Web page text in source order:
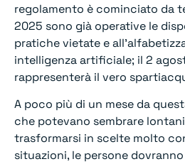
regolamento è cominciato da
2025 sono già operative le
pratiche vietate e
intelligenza artificiale; il 2
rappresenterà il vero
A poco più di un mese da
che potevano sembrare
trasformarsi in scelte molto
situazioni, le persone